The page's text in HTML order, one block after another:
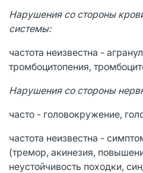
Нарушения со стороны
системы:
частота неизвестна -
тромбоцитопения,
Нарушения со стороны
часто - головокружение,
частота неизвестна -
(тремор, акинезия,
неустойчивость походки,